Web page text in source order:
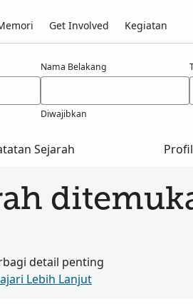
Get Involved Kegiatan
Nama Belakang
Diwajibkan
Sejarah
detail penting
Lebih Lanjut